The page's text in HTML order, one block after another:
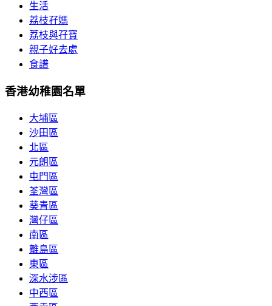
生活
荔枝孖媽
荔枝與孖寶
親子好去處
食譜
香港幼稚園名單
大埔區
沙田區
北區
元朗區
屯門區
荃灣區
葵青區
灣仔區
南區
離島區
東區
深水涉區
中西區